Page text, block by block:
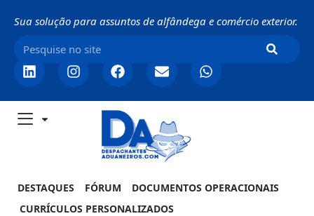
Sua solução para assuntos de alfândega e comércio exterior.
DESTAQUES FÓRUM
DOCUMENTOS OPERACIONAIS
CURRÍCULOS PERSONALIZADOS